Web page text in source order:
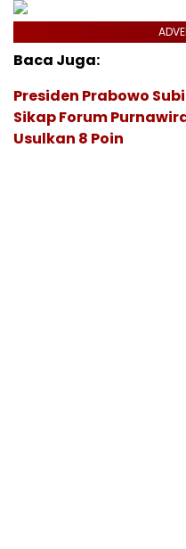
Baca Juga:
Presiden Prabowo
Sikap Forum
Usulkan 8 Poin